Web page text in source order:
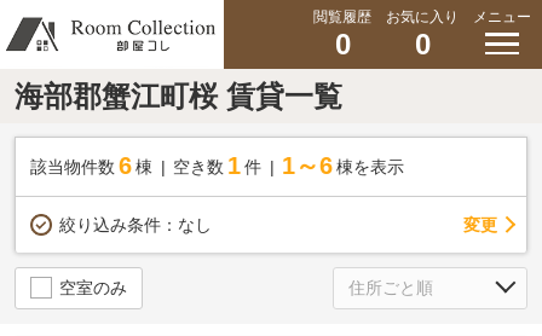
閲覧履歴
0
お気に入り
0
メニュー
海部郡蟹江町桜 賃貸一覧
該当物件数 6棟 空き数 1 件 1～6 棟を表示
絞り込み条件： なし 変更
空室のみ